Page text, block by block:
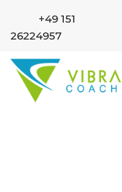
+49 151
26224957